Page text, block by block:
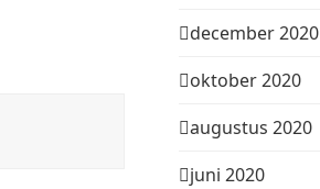
december 2020
oktober 2020
augustus 2020
juni 2020